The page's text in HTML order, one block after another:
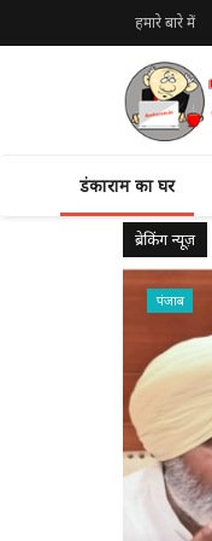
हमारे बारे में
डंकाराम का घर
ब्रेकिंग न्यूज़
पंजाब